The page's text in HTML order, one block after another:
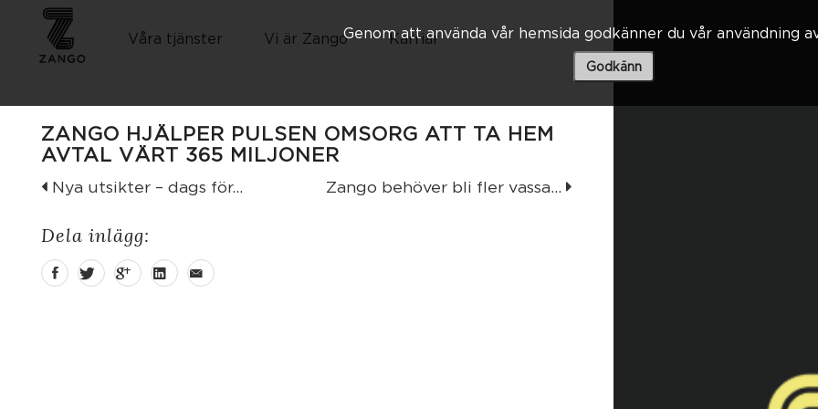
Genom att använda vår hemsida godkänner du vår användning
Godkänn
Våra tjänster Vi är Zango Karriär
ZANGO HJÄLPER PULSEN OMSORG ATT TA HEM
AVTAL VÄRT 365 MILJONER
Nya utsikter – dags för... Zango behöver bli fler vassa...
Dela inlägg: